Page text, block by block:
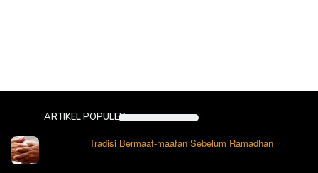
ARTIKEL POPULER
Tradisi Bermaaf-maafan Sebelum Ramadhan